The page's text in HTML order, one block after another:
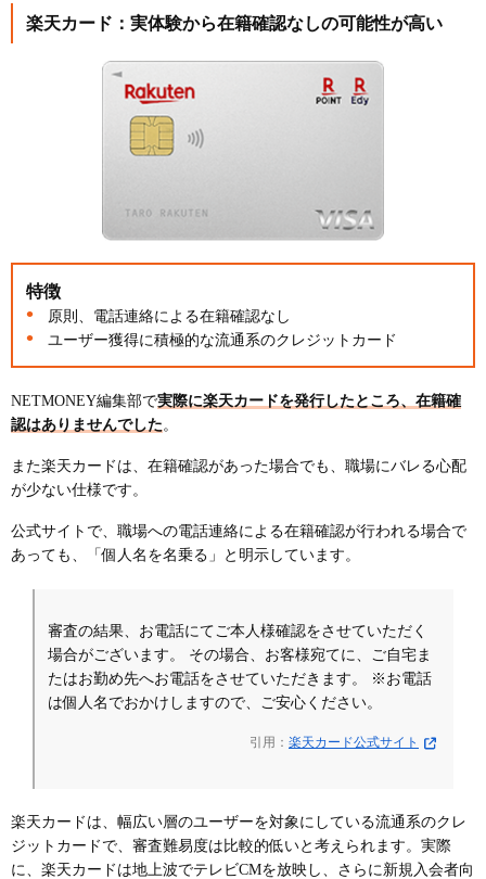
楽天カード：実体験から在籍確認なしの可能性が高い
特徴
原則、電話連絡による在籍確認なし
ユーザー獲得に積極的な流通系のクレジットカード
NETMONEY編集部で実際に楽天カードを発行したところ、在籍確
認はありませんでした 。
また楽天カードは、在籍確認があった場合でも、職場にバレる心配
が少ない仕様です。
公式サイトで、職場への電話連絡による在籍確認が行われる場合で
あっても、「個人名を名乗る」と明示しています。
審査の結果、お電話にてご本人様確認をさせていただく
場合がございます。 その場合、お客様宛てに、ご自宅ま
たはお勤め先へお電話をさせていただきます。 ※お電話
は個人名でおかけしますので、ご安心ください。
引用： 楽天カード公式サイト
楽天カードは、幅広い層のユーザーを対象にしている流通系のクレ
ジットカードで、審査難易度は比較的低いと考えられます。実際
に、楽天カードは地上波でテレビCMを放映し、さらに新規入会者向